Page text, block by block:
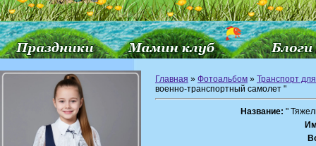
Главная » Фотоальбом » Транспорт
военно-транспортный самолет "
Название: "